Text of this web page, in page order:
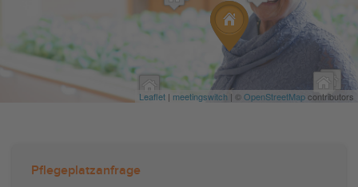
Leaflet | meetingswitch | ©OpenStreetMapcontributors
Pflegeplatzanfrage